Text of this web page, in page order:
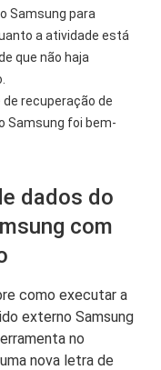
Samsung para
a atividade está
que não haja
de recuperação de
Samsung foi bem-
dados do
com
como executar a
externo Samsung
no
nova letra de